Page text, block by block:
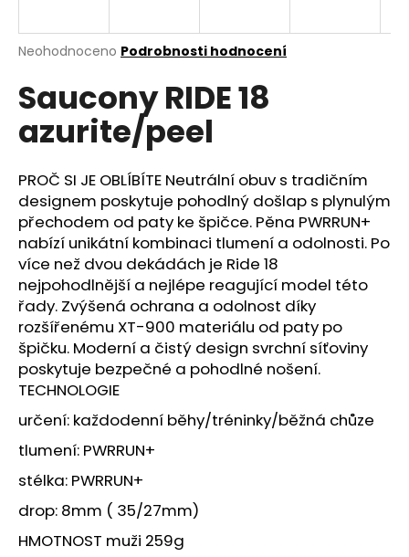
Průměrné
produktu
je
z
hvězdiček.
Neohodnoceno Podrobnosti hodnocení
Saucony RIDE 18
azurite/peel
PROČ SI JE OBLÍBÍTE Neutrální obuv s tradičním
designem poskytuje pohodlný došlap s plynulým
přechodem od paty ke špičce. Pěna PWRRUN+
nabízí unikátní kombinaci tlumení a odolnosti. Po
více než dvou dekádách je Ride 18
nejpohodlnější a nejlépe reagující model této
řady. Zvýšená ochrana a odolnost díky
rozšířenému XT-900 materiálu od paty po
špičku. Moderní a čistý design svrchní síťoviny
poskytuje bezpečné a pohodlné nošení.
TECHNOLOGIE
určení: každodenní běhy/tréninky/běžná chůze
tlumení: PWRRUN+
stélka: PWRRUN+
drop: 8mm ( 35/27mm)
HMOTNOST muži 259g
j
t
?
HLEDAT
D
o
p
o
r
u
č
u
j
e
m
e